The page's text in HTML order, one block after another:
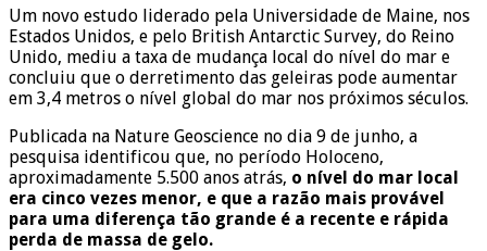
Um novo estudo liderado pela Universidade de Maine, nos
Estados Unidos, e pelo British Antarctic Survey, do Reino
Unido, mediu a taxa de mudança local do nível do mar e
concluiu que o derretimento das geleiras pode aumentar
em 3,4 metros o nível global do mar nos próximos séculos.
Publicada na Nature Geoscience no dia 9 de junho, a
pesquisa identificou que, no período Holoceno,
aproximadamente 5.500 anos atrás, o nível do mar local
era cinco vezes menor, e que a razão mais provável
para uma diferença tão grande é a recente e rápida
perda de massa de gelo.